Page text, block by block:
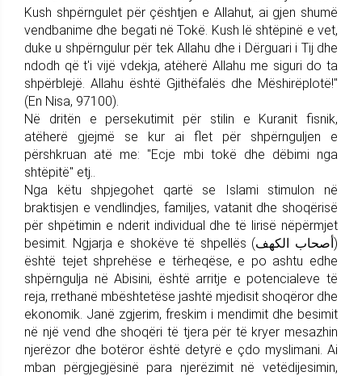
Kush shpërngulet për çështjen e Allahut, ai gjen shumë
vendbanime dhe begati në Tokë. Kush lë shtëpinë e vet,
duke u shpërngulur për tek Allahu dhe i Dërguari i Tij dhe
ndodh që t'i vijë vdekja, atëherë Allahu me siguri do ta
shpërblejë. Allahu është Gjithëfalës dhe Mëshirëplotë!"
(En Nisa, 97100).
Në dritën e persekutimit për stilin e Kuranit fisnik,
atëherë gjejmë se kur ai flet për shpërnguljen e
përshkruan atë me: "Ecje mbi tokë dhe dëbimi nga
shtëpitë" etj..
Nga këtu shpjegohet qartë se Islami stimulon në
braktisjen e vendlindjes, familjes, vatanit dhe shoqërisë
për shpëtimin e nderit individual dhe të lirisë nëpërmjet
besimit. Ngjarja e shokëve të shpellës (أصحاب الكهف)
është tejet shprehëse e tërheqëse, e po ashtu edhe
shpërngulja në Abisini, është arritje e potencialeve të
reja, rrethanë mbështetëse jashtë mjedisit shoqëror dhe
ekonomik. Janë zgjerim, freskim i mendimit dhe besimit
në një vend dhe shoqëri të tjera për të kryer mesazhin
njerëzor dhe botëror është detyrë e çdo myslimani. Ai
mban përgjegjësinë para njerëzimit në vetëdijesimin,